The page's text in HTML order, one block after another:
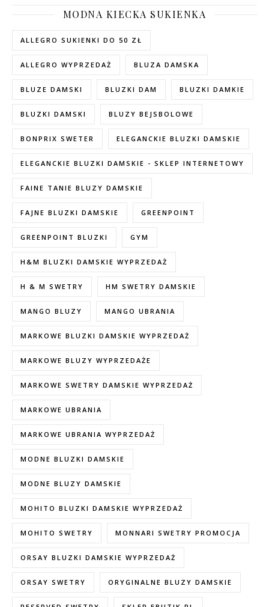
MODNA KIECKA SUKIENKA
ALLEGRO SUKIENKI DO 50 ZŁ
ALLEGRO WYPRZEDAŻ BLUZA DAMSKA
BLUZE DAMSKI BLUZKI DAM BLUZKI DAMKIE
BLUZKI DAMSKI BLUZY BEJSBOLOWE
BONPRIX SWETER ELEGANCKIE BLUZKI DAMSKIE
ELEGANCKIE BLUZKI DAMSKIE - SKLEP INTERNETOWY
FAINE TANIE BLUZY DAMSKIE
FAJNE BLUZKI DAMSKIE GREENPOINT
GREENPOINT BLUZKI GYM
H&M BLUZKI DAMSKIE WYPRZEDAŻ
H & M SWETRY HM SWETRY DAMSKIE
MANGO BLUZY MANGO UBRANIA
MARKOWE BLUZKI DAMSKIE WYPRZEDAŻ
MARKOWE BLUZY WYPRZEDAŻE
MARKOWE SWETRY DAMSKIE WYPRZEDAŻ
MARKOWE UBRANIA
MARKOWE UBRANIA WYPRZEDAŻ
MODNE BLUZKI DAMSKIE
MODNE BLUZY DAMSKIE
MOHITO BLUZKI DAMSKIE WYPRZEDAŻ
MOHITO SWETRY MONNARI SWETRY PROMOCJA
ORSAY BLUZKI DAMSKIE WYPRZEDAŻ
ORSAY SWETRY ORYGINALNE BLUZY DAMSKIE